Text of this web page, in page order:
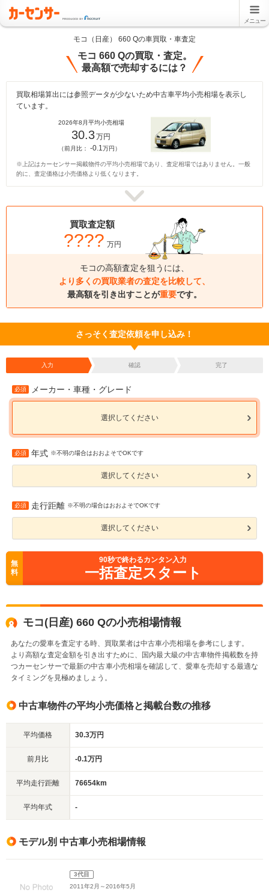
メニュー
モコ（日産） 660 Qの車買取・車査定
モコ 660 Qの買取・査定。
最高額で売却するには？
買取相場算出には参照データが少ないため中古車平均小売相場を表示し
ています。
2026年8月平均小売相場
30.3万円
（前月比： -0.1万円）
※上記はカーセンサー掲載物件の平均小売相場であり、査定相場ではありません。一般
的に、査定価格は小売価格より低くなります。
買取査定額
???? 万円
モコの高額査定を狙うには、
より多くの買取業者の査定を比較して、
最高額を引き出すことが重要です。
さっそく査定依頼を申し込み！
入力 確認 完了
必須 メーカー・車種・グレード
選択してください
必須 年式 ※不明の場合はおおよそでOKです
選択してください
必須 走行距離 ※不明の場合はおおよそでOKです
選択してください
無
料
90秒で終わるカンタン入力
一括査定スタート
モコ(日産) 660 Qの小売相場情報
あなたの愛車を査定する時、買取業者は中古車小売相場を参考にします。
より高額な査定金額を引き出すために、国内最大級の中古車物件掲載数を持
つカーセンサーで最新の中古車小売相場を確認して、愛車を売却する最適な
タイミングを見極めましょう。
中古車物件の平均小売価格と掲載台数の推移
平均価格 30.3万円
前月比 -0.1万円
平均走行距離 76654km
平均年式 -
モデル別 中古車小売相場情報
3代目
2011年2月～2016年5月